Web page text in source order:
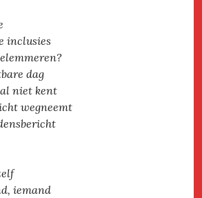
inclusies
dag
niet kent
wegneemt
iemand